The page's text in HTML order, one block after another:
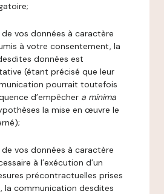
vos données à caractère
à votre consentement, la
données est
(étant précisé que leur
pourrait toutefois
d’empêcher a minima
la mise en œuvre le
vos données à caractère
à l’exécution d’un
précontractuelles prises
la communication desdites